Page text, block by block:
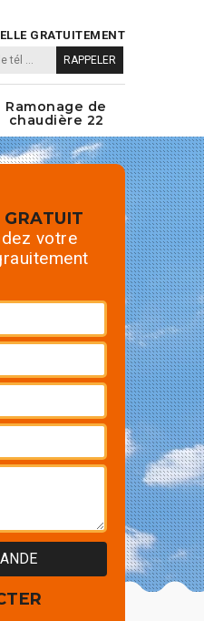
GRATUITEMENT
Ramonage de
chaudière 22
GRATUIT
votre